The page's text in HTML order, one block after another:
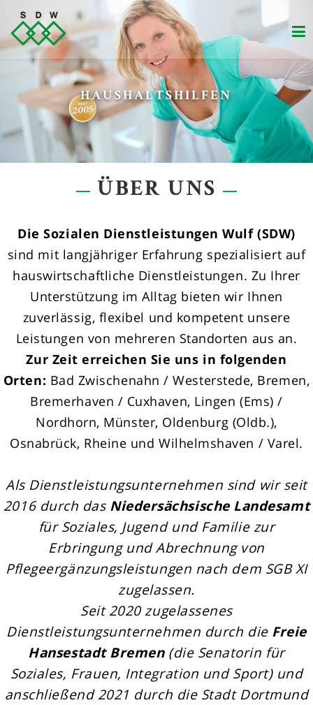
Zum
Inhalt
springen
HAUSHALTSHILFEN
VERSORGUNG VON SENIOREN
ÜBER UNS
Die Sozialen Dienstleistungen Wulf (SDW)
sind mit langjähriger Erfahrung spezialisiert auf
hauswirtschaftliche Dienstleistungen. Zu Ihrer
Unterstützung im Alltag bieten wir Ihnen
zuverlässig, flexibel und kompetent unsere
Leistungen von mehreren Standorten aus an.
Zur Zeit erreichen Sie uns in folgenden
Orten: Bad Zwischenahn / Westerstede, Bremen,
Bremerhaven / Cuxhaven, Lingen (Ems) /
Nordhorn, Münster, Oldenburg (Oldb.),
Osnabrück, Rheine und Wilhelmshaven / Varel.
Als Dienstleistungsunternehmen sind wir seit
2016 durch dasNiedersächsische Landesamt
für Soziales, Jugend und Familie zur
Erbringung und Abrechnung von
Pflegeergänzungsleistungen nach dem SGB XI
zugelassen.
Seit 2020 zugelassenes
Dienstleistungsunternehmen durch die Freie
Hansestadt Bremen(die Senatorin für
Soziales, Frauen, Integration und Sport) und
anschließend 2021 durch die Stadt Dortmund